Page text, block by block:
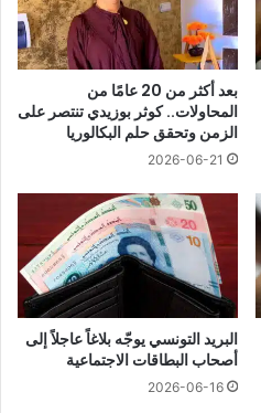
بعد أكثر من 20 عامًا من
المحاولات.. كوثر بوزيدي تنتصر على
الزمن وتحقق حلم البكالوريا
2026-06-21
البريد التونسي يوجّه بلاغاً عاجلاً إلى
أصحاب البطاقات الاجتماعية
2026-06-16